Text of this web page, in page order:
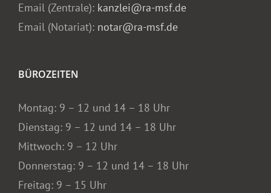
Email (Zentrale): kanzlei@ra-msf.de
Email (Notariat): notar@ra-msf.de
BÜROZEITEN
Montag: 9 – 12 und 14 – 18 Uhr
Dienstag: 9 – 12 und 14 – 18 Uhr
Mittwoch: 9 – 12 Uhr
Donnerstag: 9 – 12 und 14 – 18 Uhr
Freitag: 9 – 15 Uhr